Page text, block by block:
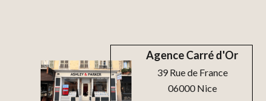
Agence Carré d'Or
39 Rue de France
06000 Nice